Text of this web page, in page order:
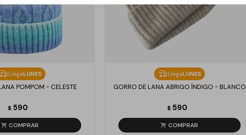
LlegaLUNES
POMPOM - CELESTE
$ 590
LlegaLUNES
GORRO DE LANA ABRIGO ÍNDIGO - BLANCO
$ 590